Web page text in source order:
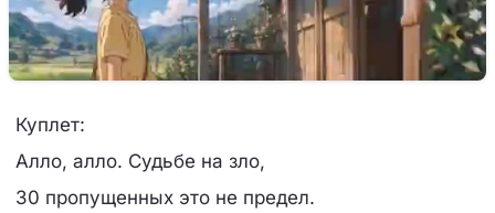
Куплет:
Алло, алло. Судьбе на зло,
30 пропущенных это не предел.